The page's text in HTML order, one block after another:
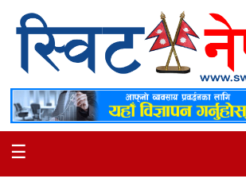
समाचार
स्थानीय
मनोरञ्जन
☰